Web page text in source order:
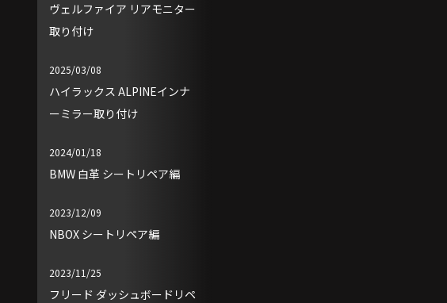
ヴェルファイア リアモニター
取り付け
2025/03/08
ハイラックス ALPINEインナ
ーミラー取り付け
2024/01/18
BMW 白革 シートリペア編
2023/12/09
NBOX シートリペア編
2023/11/25
フリード ダッシュボードリペ